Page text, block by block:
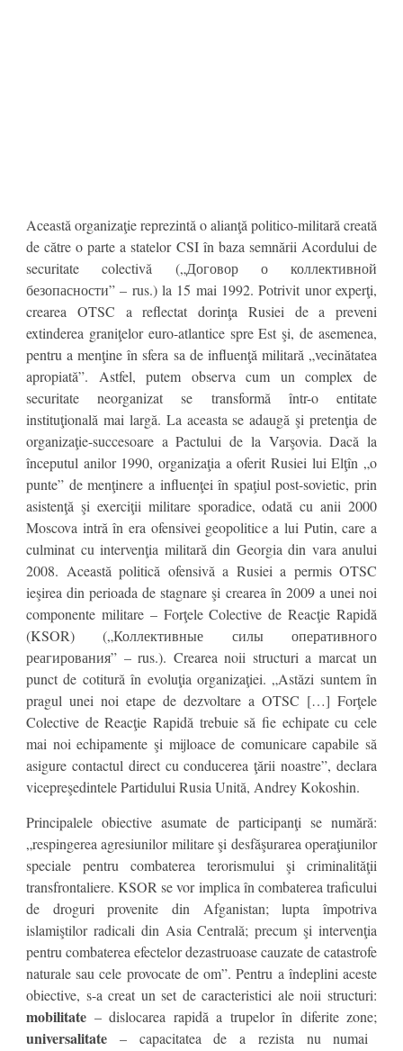
Această organizaţie reprezintă o alianţă politico-militară creată
de către o parte a statelor CSI în baza semnării Acordului de
securitate colectivă („Договор о коллективной
безопасности” – rus.) la 15 mai 1992. Potrivit unor experţi,
crearea OTSC a reflectat dorinţa Rusiei de a preveni
extinderea graniţelor euro-atlantice spre Est şi, de asemenea,
pentru a menţine în sfera sa de influenţă militară „vecinătatea
apropiată”. Astfel, putem observa cum un complex de
securitate neorganizat se transformă într-o entitate
instituţională mai largă. La aceasta se adaugă şi pretenţia de
organizaţie-succesoare a Pactului de la Varşovia. Dacă la
începutul anilor 1990, organizaţia a oferit Rusiei lui Elţîn „o
punte” de menţinere a influenţei în spaţiul post-sovietic, prin
asistenţă şi exerciţii militare sporadice, odată cu anii 2000
Moscova intră în era ofensivei geopolitice a lui Putin, care a
culminat cu intervenţia militară din Georgia din vara anului
2008. Această politică ofensivă a Rusiei a permis OTSC
ieşirea din perioada de stagnare şi crearea în 2009 a unei noi
componente militare – Forţele Colective de Reacţie Rapidă
(KSOR) („Коллективные силы оперативного
реагирования” – rus.). Crearea noii structuri a marcat un
punct de cotitură în evoluţia organizaţiei. „Astăzi suntem în
pragul unei noi etape de dezvoltare a OTSC […] Forţele
Colective de Reacţie Rapidă trebuie să fie echipate cu cele
mai noi echipamente şi mijloace de comunicare capabile să
asigure contactul direct cu conducerea ţării noastre”, declara
vicepreşedintele Partidului Rusia Unită, Andrey Kokoshin.
Principalele obiective asumate de participanţi se numără:
„respingerea agresiunilor militare şi desfăşurarea operaţiunilor
speciale pentru combaterea terorismului şi criminalităţii
transfrontaliere. KSOR se vor implica în combaterea traficului
de droguri provenite din Afganistan; lupta împotriva
islamiştilor radicali din Asia Centrală; precum şi intervenţia
pentru combaterea efectelor dezastruoase cauzate de catastrofe
naturale sau cele provocate de om”. Pentru a îndeplini aceste
obiective, s-a creat un set de caracteristici ale noii structuri:
mobilitate – dislocarea rapidă a trupelor în diferite zone;
universalitate – capacitatea de a rezista nu numai